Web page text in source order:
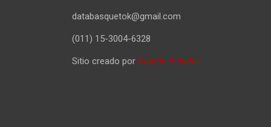
databasquetok@gmail.com
(011) 15-3004-6328
Sitio creado por Gastón Schafer